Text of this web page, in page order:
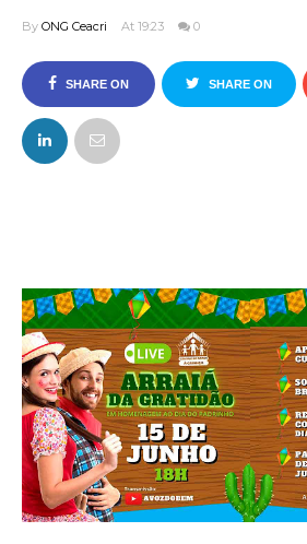
By ONG Ceacri At 19:23 0
SHARE ON
FACEBOOK
SHARE ON